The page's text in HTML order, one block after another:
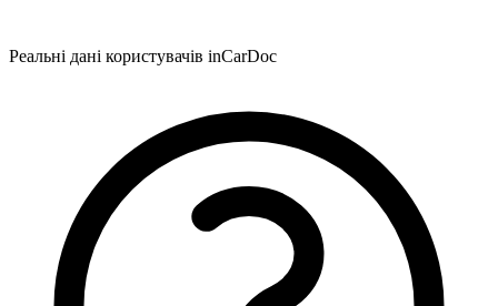
Реальні дані користувачів inCarDoc